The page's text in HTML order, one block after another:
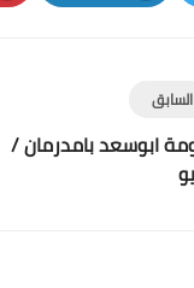
LinkedIn
ابوسعد بامدرمان /